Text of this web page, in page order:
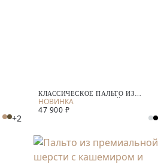
+2
КЛАССИЧЕСКОЕ ПАЛЬТО ИЗ
ШЕРСТИ С МЕМБРАНОЙ
47 900 ₽